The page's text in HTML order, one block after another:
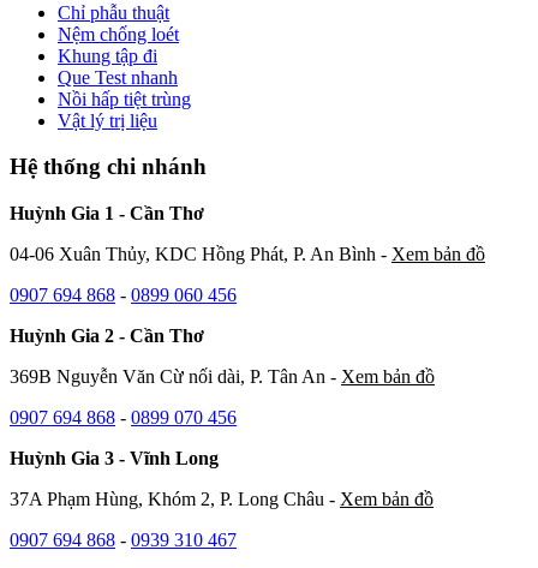
Chỉ phẫu thuật
Nệm chống loét
Khung tập đi
Que Test nhanh
Nồi hấp tiệt trùng
Vật lý trị liệu
Hệ thống chi nhánh
Huỳnh Gia 1 - Cần Thơ
04-06 Xuân Thủy, KDC Hồng Phát, P. An Bình - Xem bản đồ
0907 694 868 - 0899 060 456
Huỳnh Gia 2 - Cần Thơ
369B Nguyễn Văn Cừ nối dài, P. Tân An - Xem bản đồ
0907 694 868 - 0899 070 456
Huỳnh Gia 3 - Vĩnh Long
37A Phạm Hùng, Khóm 2, P. Long Châu - Xem bản đồ
0907 694 868 - 0939 310 467